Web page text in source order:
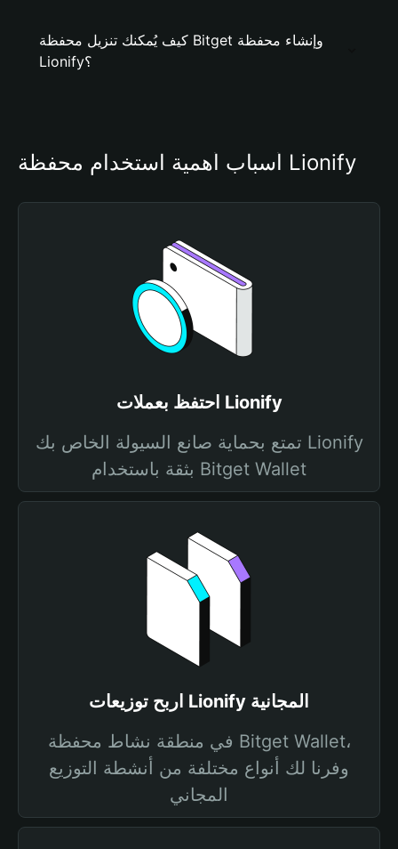
كيف يُمكنك تنزيل محفظة Bitget وإنشاء محفظة
Lionify؟
أسباب أهمية استخدام محفظة Lionify
احتفظ بعملات Lionify
تمتع بحماية صانع السيولة الخاص بك Lionify
بثقة باستخدام Bitget Wallet
اربح توزيعات Lionify المجانية
في منطقة نشاط محفظة Bitget Wallet،
وفرنا لك أنواع مختلفة من أنشطة التوزيع
المجاني